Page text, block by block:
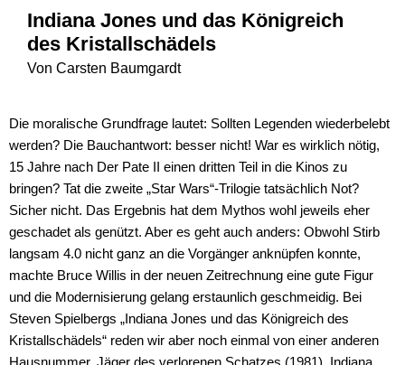
Indiana Jones und das Königreich
des Kristallschädels
Von Carsten Baumgardt
Die moralische Grundfrage lautet: Sollten Legenden wiederbelebt
werden? Die Bauchantwort: besser nicht! War es wirklich nötig,
15 Jahre nach Der Pate II einen dritten Teil in die Kinos zu
bringen? Tat die zweite „Star Wars“-Trilogie tatsächlich Not?
Sicher nicht. Das Ergebnis hat dem Mythos wohl jeweils eher
geschadet als genützt. Aber es geht auch anders: Obwohl Stirb
langsam 4.0 nicht ganz an die Vorgänger anknüpfen konnte,
machte Bruce Willis in der neuen Zeitrechnung eine gute Figur
und die Modernisierung gelang erstaunlich geschmeidig. Bei
Steven Spielbergs „Indiana Jones und das Königreich des
Kristallschädels“ reden wir aber noch einmal von einer anderen
Hausnummer. Jäger des verlorenen Schatzes (1981), Indiana